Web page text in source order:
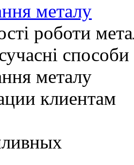
металу
клиентам